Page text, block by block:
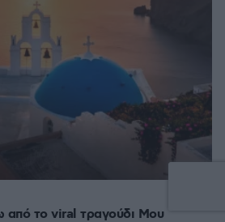
από το viral τραγούδι Μου